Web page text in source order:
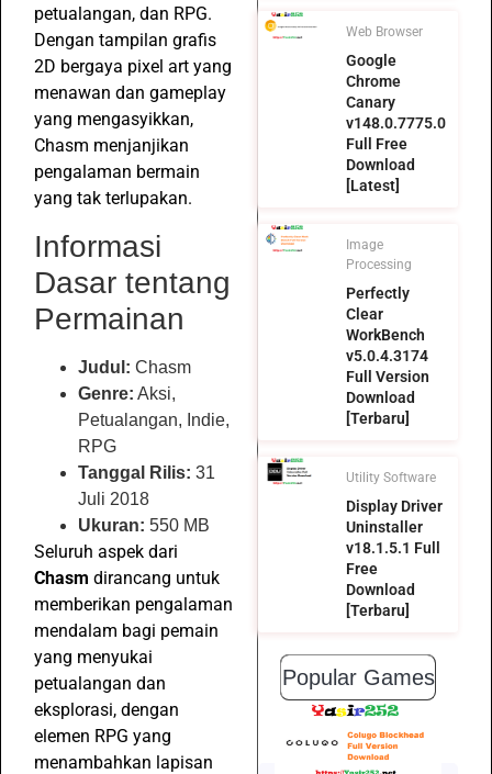
petualangan, dan RPG.
Dengan tampilan grafis
2D bergaya pixel art yang
menawan dan gameplay
yang mengasyikkan,
Chasm menjanjikan
pengalaman bermain
yang tak terlupakan.
Informasi
Dasar tentang
Permainan
Judul: Chasm
Genre: Aksi,
Petualangan, Indie,
RPG
Tanggal Rilis: 31
Juli 2018
Ukuran: 550 MB
Seluruh aspek dari
Chasm dirancang untuk
memberikan pengalaman
mendalam bagi pemain
yang menyukai
petualangan dan
eksplorasi, dengan
elemen RPG yang
menambahkan lapisan
Web Browser
Google
Chrome
Canary
v148.0.7775.0
Full Free
Download
[Latest]
Image
Processing
Perfectly
Clear
WorkBench
v5.0.4.3174
Full Version
Download
[Terbaru]
Utility Software
Display Driver
Uninstaller
v18.1.5.1 Full
Free
Download
[Terbaru]
Popular Games